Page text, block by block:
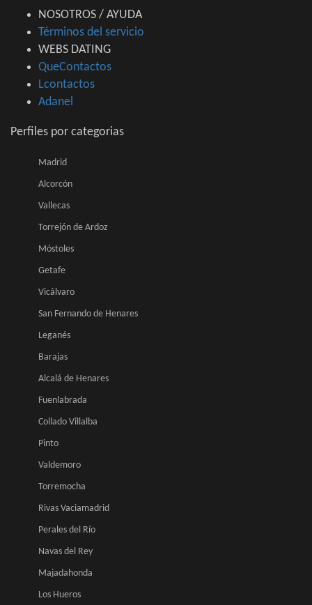
NOSOTROS / AYUDA
Términos del servicio
WEBS DATING
QueContactos
Lcontactos
Adanel
Perfiles por categorias
Madrid
Alcorcón
Vallecas
Torrejón de Ardoz
Móstoles
Getafe
Vicálvaro
San Fernando de Henares
Leganés
Barajas
Alcalá de Henares
Fuenlabrada
Collado Villalba
Pinto
Valdemoro
Torremocha
Rivas Vaciamadrid
Perales del Río
Navas del Rey
Majadahonda
Los Hueros